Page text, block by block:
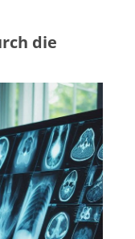
die